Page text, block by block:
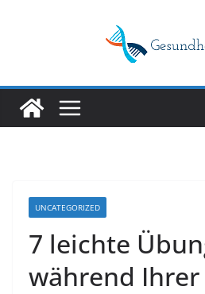
UNCATEGORIZED
7 leichte
während Ihrer